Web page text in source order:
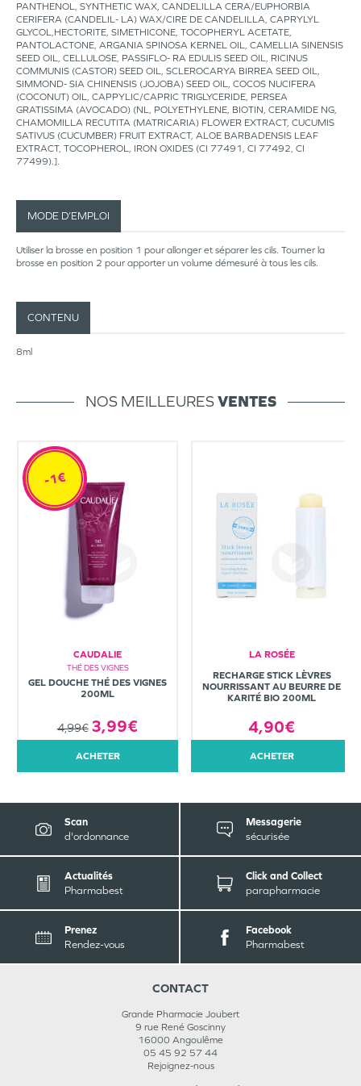
PANTHENOL, SYNTHETIC WAX, CANDELILLA CERA/EUPHORBIA
CERIFERA (CANDELIL- LA) WAX/CIRE DE CANDELILLA, CAPRYLYL
GLYCOL,HECTORITE, SIMETHICONE, TOCOPHERYL ACETATE,
PANTOLACTONE, ARGANIA SPINOSA KERNEL OIL, CAMELLIA SINENSIS
SEED OIL, CELLULOSE, PASSIFLO- RA EDULIS SEED OIL, RICINUS
COMMUNIS (CASTOR) SEED OIL, SCLEROCARYA BIRREA SEED OIL,
SIMMOND- SIA CHINENSIS (JOJOBA) SEED OIL, COCOS NUCIFERA
(COCONUT) OIL, CAPPYLIC/CAPRIC TRIGLYCERIDE, PERSEA
GRATISSIMA (AVOCADO) (NL, POLYETHYLENE, BIOTIN, CERAMIDE NG,
CHAMOMILLA RECUTITA (MATRICARIA) FLOWER EXTRACT, CUCUMIS
SATIVUS (CUCUMBER) FRUIT EXTRACT, ALOE BARBADENSIS LEAF
EXTRACT, TOCOPHEROL, IRON OXIDES (CI 77491, CI 77492, CI
77499).].
MODE D’EMPLOI
Utiliser la brosse en position 1 pour allonger et séparer les cils. Tourner la
brosse en position 2 pour apporter un volume démesuré à tous les cils.
CONTENU
8ml
NOS MEILLEURESVENTES
CAUDALIE
THÉ DES VIGNES
GEL DOUCHE THÉ DES VIGNES
200ML
4,99€ 3,99€
-1€
ACHETER
LA ROSÉE
RECHARGE STICK LÈVRES
NOURRISSANT AU BEURRE DE
KARITÉ BIO 200ML
4,90€
ACHETER
Scan
d'ordonnance
Messagerie
sécurisée
Actualités
Pharmabest
Click and Collect
parapharmacie
Prenez
Rendez-vous
Facebook
Pharmabest
CONTACT
Grande Pharmacie Joubert
9 rue René Goscinny
16000 Angoulême
05 45 92 57 44
Rejoignez-nous